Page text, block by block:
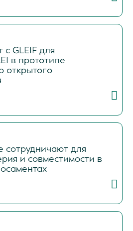
с GLEIF для
в прототипе
открытого
сотрудничают для
и совместимости в